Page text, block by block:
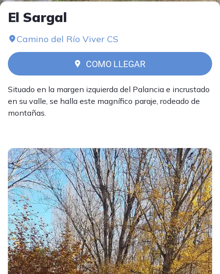
El Sargal
Camino del Río Viver CS
COMO LLEGAR
Situado en la margen izquierda del Palancia e incrustado
en su valle, se halla este magnífico paraje, rodeado de
montañas.